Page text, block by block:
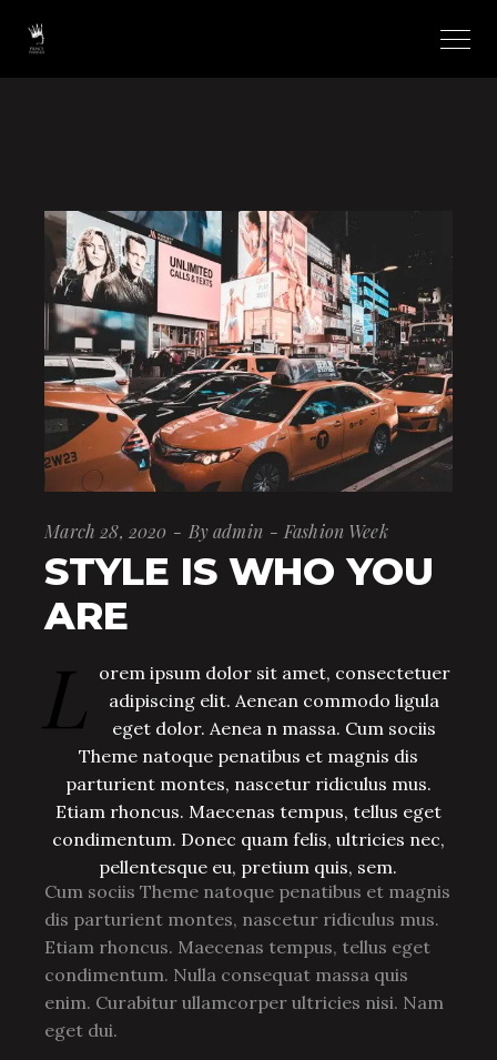
March 28, 2020 Byadmin Fashion Week
STYLE IS WHO YOU
ARE
L orem ipsum dolor sit amet, consectetuer
adipiscing elit. Aenean commodo ligula
eget dolor. Aenea n massa. Cum sociis
Theme natoque penatibus et magnis dis
parturient montes, nascetur ridiculus mus.
Etiam rhoncus. Maecenas tempus, tellus eget
condimentum. Donec quam felis, ultricies nec,
pellentesque eu, pretium quis, sem.
Cum sociis Theme natoque penatibus et magnis
dis parturient montes, nascetur ridiculus mus.
Etiam rhoncus. Maecenas tempus, tellus eget
condimentum. Nulla consequat massa quis
enim. Curabitur ullamcorper ultricies nisi. Nam
eget dui.